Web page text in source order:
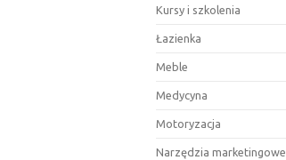
Kursy i szkolenia
Łazienka
Meble
Medycyna
Motoryzacja
Narzędzia marketingowe